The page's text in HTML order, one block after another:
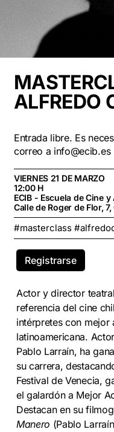
ALFREDO
Entrada libre. Es
correo a info@ecib.es
VIERNES 21 DE MARZO
12:00 H
ECIB - Escuela de Cine
Calle de Roger de Flor,
#masterclass
Registrarse
Actor y director
referencia del cine
intérpretes con
latinoamericana.
Pablo Larraín, ha
su carrera,
Festival de Venecia,
el galardón a Mejor
Destacan en su
Manero (Pablo